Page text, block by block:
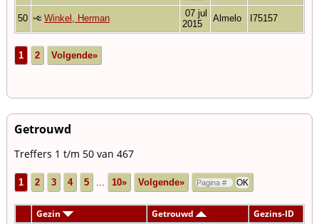
50 Winkel, Herman
07 jul
2015
Almelo I75157
1 2 Volgende»
Getrouwd
Treffers 1 t/m 50 van 467
1 2 3 4 5 10» Volgende»
Gezin Getrouwd Gezins-ID